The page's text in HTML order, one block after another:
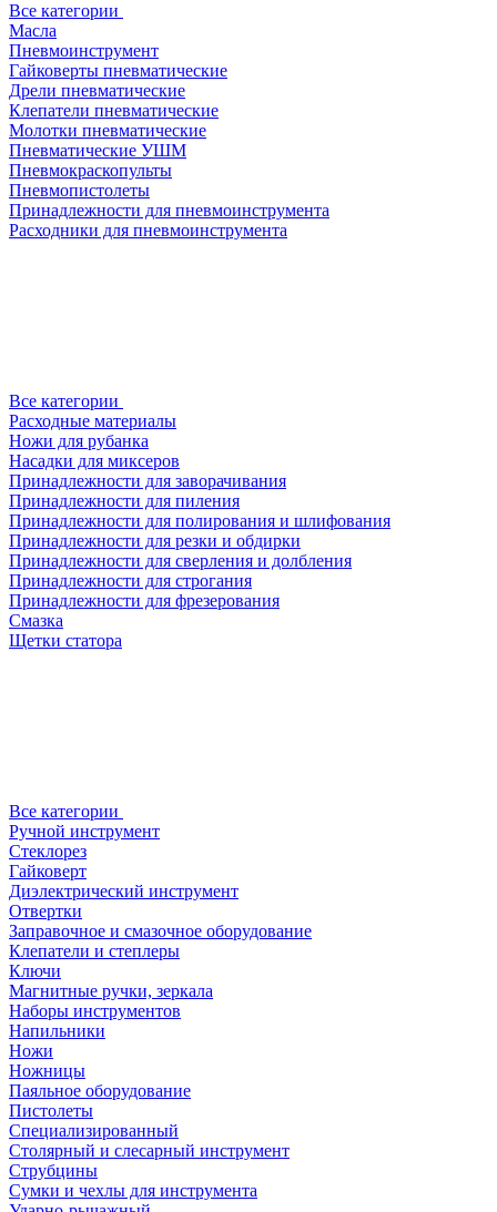
Все категории
Масла
Пневмоинструмент
Гайковерты пневматические
Дрели пневматические
Клепатели пневматические
Молотки пневматические
Пневматические УШМ
Пневмокраскопульты
Пневмопистолеты
Принадлежности для пневмоинструмента
Расходники для пневмоинструмента
Все категории
Расходные материалы
Ножи для рубанка
Насадки для миксеров
Принадлежности для заворачивания
Принадлежности для пиления
Принадлежности для полирования и шлифования
Принадлежности для резки и обдирки
Принадлежности для сверления и долбления
Принадлежности для строгания
Принадлежности для фрезерования
Смазка
Щетки статора
Все категории
Ручной инструмент
Стеклорез
Гайковерт
Диэлектрический инструмент
Отвертки
Заправочное и смазочное оборудование
Клепатели и степлеры
Ключи
Магнитные ручки, зеркала
Наборы инструментов
Напильники
Ножи
Ножницы
Паяльное оборудование
Пистолеты
Специализированный
Столярный и слесарный инструмент
Струбцины
Сумки и чехлы для инструмента